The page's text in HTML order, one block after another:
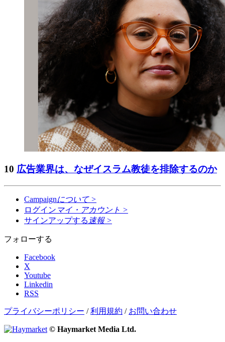
10 広告業界は、なぜイスラム教徒を排除するのか
Campaignについて >
ログイン マイ・アカウント >
サインアップする 速報 >
フォローする
Facebook
X
Youtube
Linkedin
RSS
プライバシーポリシー /利用規約 / お問い合わせ
© Haymarket Media Ltd.